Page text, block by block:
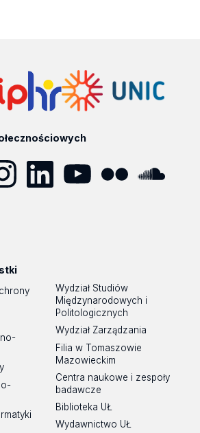
Wydział Studiów
Międzynarodowych i
Politologicznych
Wydział Zarządzania
Filia w Tomaszowie
Mazowieckim
Centra naukowe i zespoły
badawcze
Biblioteka UŁ
Wydawnictwo UŁ